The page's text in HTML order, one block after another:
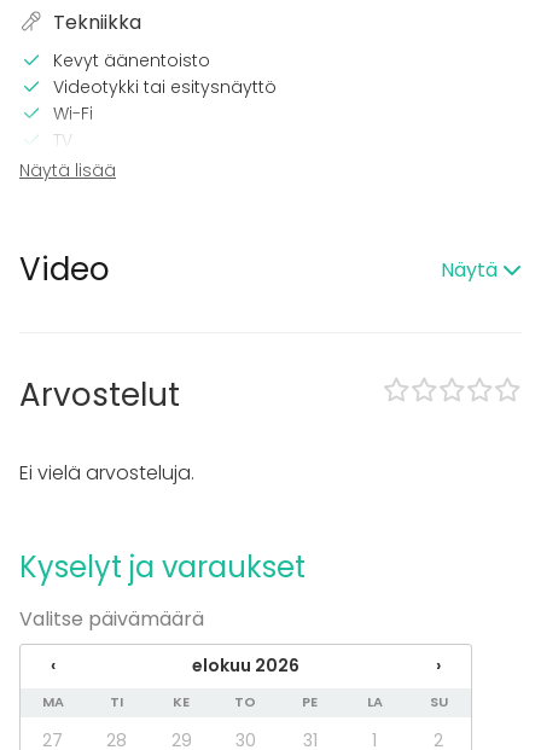
Tekniikka
Kevyt äänentoisto
Videotykki tai esitysnäyttö
Wi-Fi
TV
Tilaan kuuluu
Sauna
Esteetön tila
Pyyhkeet
Juhlat
Illallinen / lounas
Kokous
Seminaari / konferenssi
Messut
Esitys / näytös
Mökkireissu / retriitti
Elämys / aktiviteetti
Näytä lisää
Video Näytä
Arvostelut
Ei vielä arvosteluja.
Kyselyt ja varaukset
Valitse päivämäärä
‹ elokuu 2026 ›
MA TI KE TO PE LA SU
27 28 29 30 31 1
2